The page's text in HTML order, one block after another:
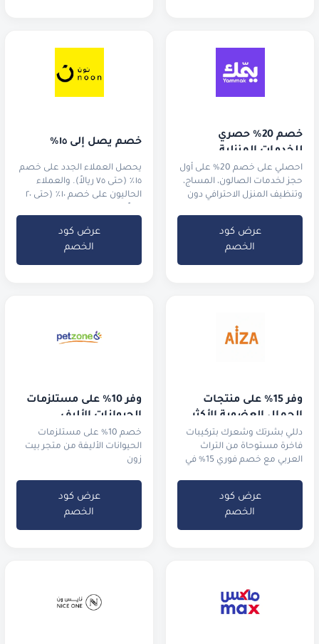
خصم 20% حصري
للخدمات المنزلية
احصلي على خصم 20% على أول
حجز لخدمات الصالون، المساج،
وتنظيف المنزل الاحترافي دون
عرض كود
الخصم
خصم يصل إلى ١٥٪
يحصل العملاء الجدد على خصم
١٥٪ (حتى ٧٥ ريالاً). والعملاء
الحاليون على خصم ١٠٪ (حتى ٢٠
عرض كود
الخصم
وفر 15% على منتجات
الجمال العضوية الأكثر
طلباً
دللي بشرتك وشعرك بتركيبات
فاخرة مستوحاة من التراث
العربي مع خصم فوري 15% في
عرض كود
الخصم
وفر 10% على مستلزمات
الحيوانات الأليف
خصم 10% على مستلزمات
الحيوانات الأليفة من متجر بيت
زون
عرض كود
الخصم